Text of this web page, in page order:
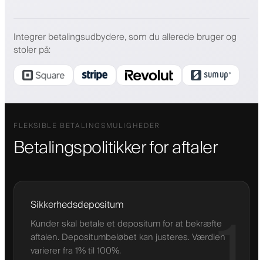
Integrer betalingsudbydere, som du allerede bruger og
stoler på:
FLEKSIBLE BETALINGSMULIGHEDER
Betalingspolitikker for aftaler
Sikkerhedsdepositum
Kunder skal betale et depositum for at bekræfte
aftalen. Depositumbeløbet kan justeres. Værdien
varierer fra 1% til 100%.